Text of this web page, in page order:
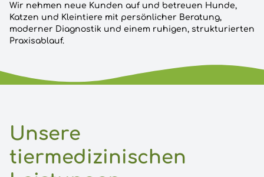
Wir nehmen neue Kunden auf und betreuen Hunde,
Katzen und Kleintiere mit persönlicher Beratung,
moderner Diagnostik und einem ruhigen, strukturierten
Praxisablauf.
Unsere
tiermedizinischen